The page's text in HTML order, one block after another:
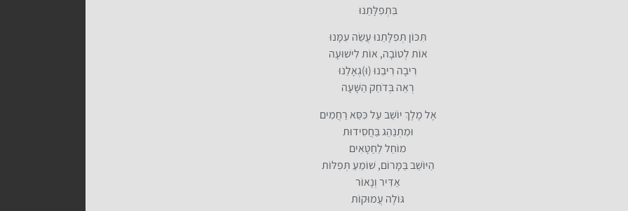
בִּתְפִלָּתֵנוּ
תִּכּוֹן תְּפִלָּתֵנוּ עֲשֵׂה עִמָּנוּ
אוֹת לְטוֹבָה, אוֹת לִישׁוּעָה
רִיבָה רִיבֵנוּ (וּ)גְאָלֵנוּ
רְאֵה בְּדֹחַק הַשָּׁעָה
אֶל מֶלֶךְ יוֹשֵׁב עַל כִּסֵּא רַחֲמִים
וּמִתְנַהֵג בַּחֲסִידוּת
מוֹחֵל לַחַטָּאִים
הַיּוֹשֵׁב בַּמָּרוֹם, שׁוֹמֵעַ תְּפִלּוֹת
אַדִּיר וְנָאוֹר
גּוֹלֶה עֲמוּקוֹת